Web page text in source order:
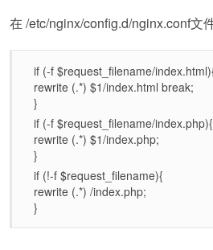
在 /etc/nginx/config.d/nginx.conf文
if (-f $request_filename/
rewrite (.*) $1/index.html break;
}
if (-f $request_filename/index.php){
rewrite (.*) $1/index.php;
}
if (!-f $request_filename){
rewrite (.*) /index.php;
}